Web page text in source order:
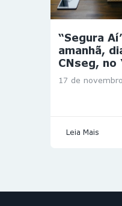
ST
HOME
“Segura
amanhã,
CNseg, no
17 de
Leia Mais